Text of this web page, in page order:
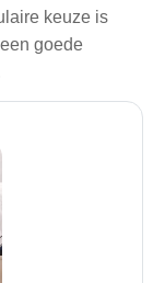
keuze is
goede